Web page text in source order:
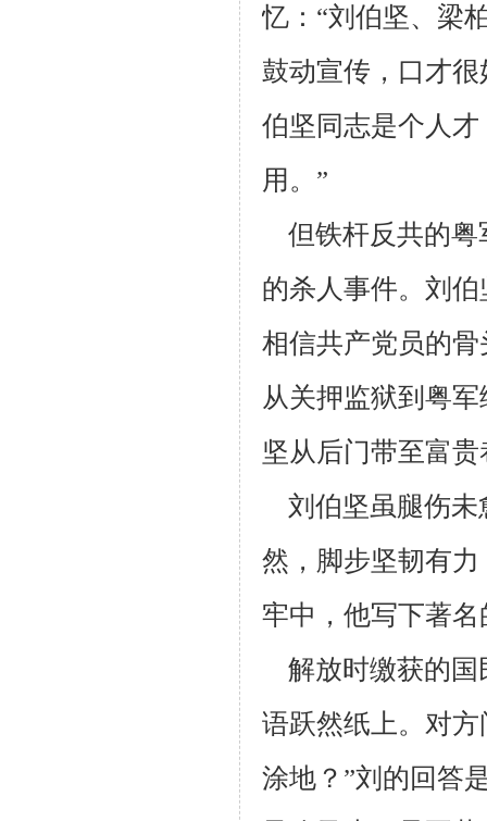
忆：“刘伯坚、梁
鼓动宣传，口才
伯坚同志是个人
用。”
但铁杆反共的粤
的杀人事件。刘
相信共产党员的骨
从关押监狱到粤
坚从后门带至富
刘伯坚虽腿伤未
然，脚步坚韧有
牢中，他写下著
解放时缴获的国
语跃然纸上。对
涂地？”刘的回答